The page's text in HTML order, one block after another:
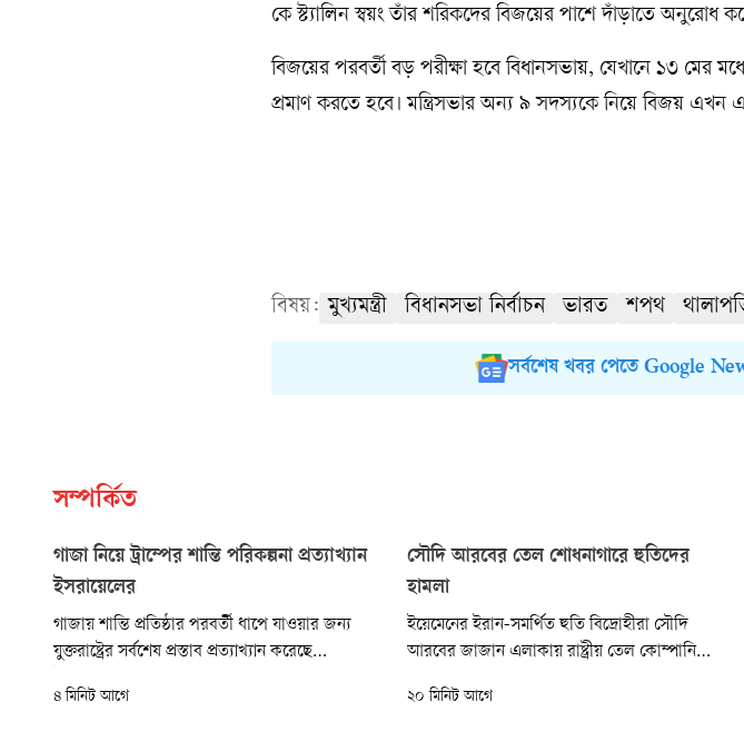
কে স্ট্যালিন স্বয়ং তাঁর শরিকদের বিজয়ের পাশে দাঁড়াতে অনুরোধ
বিজয়ের পরবর্তী বড় পরীক্ষা হবে বিধানসভায়, যেখানে ১৩ মের
প্রমাণ করতে হবে। মন্ত্রিসভার অন্য ৯ সদস্যকে নিয়ে বিজয়
বিষয়: মুখ্যমন্ত্রী বিধানসভা নির্বাচন ভারত শপথ
সর্বশেষ খবর পেতে Google
সম্পর্কিত
গাজা নিয়ে ট্রাম্পের শান্তি পরিকল্পনা প্রত্যাখ্যান
ইসরায়েলের
গাজায় শান্তি প্রতিষ্ঠার পরবর্তী ধাপে যাওয়ার জন্য
যুক্তরাষ্ট্রের সর্বশেষ প্রস্তাব প্রত্যাখ্যান করেছে
বলেছেন, হামাস পুরোপুরি নিরস্ত্র না হওয়া পর্যন্ত গাজা
৪ মিনিট আগে
সৌদি আরবের তেল শোধনাগারে হুতিদের
হামলা
ইয়েমেনের ইরান-সমর্থিত হুতি বিদ্রোহীরা সৌদি
আরবের জাজান এলাকায় রাষ্ট্রীয় তেল কোম্পানি
চালিয়েছে। আঞ্চলিক অস্থিতিশীলতা মোকাবিলায়
২০ মিনিট আগে